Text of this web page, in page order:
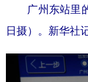
广州东站里的
日摄）。 新华社